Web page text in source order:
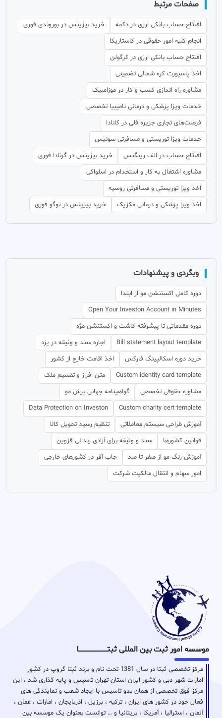
صفحات مرتبط
افتتاح حساب بانکی ارزی در دکمه
خرید بیزینس در بوروندی فوری
انجام کلیه امور حقوقی در کاستاریکا
افتتاح حساب بانکی ارزی در کرگولن
اخذ پاسپورت کره شمالی تضمینی
مشاوره راه اندازی کسب و کار در موزامبیک
خدمات ویزا پزشکی و درمانی نامیبیا تخصصی
فرصت‌های تجاری جزیره فلی در کانادا
خدمات ویزا توریستی و مسافرتی سوئیس
افتتاح حساب در الف رینگنس
خرید بیزینس در گرنادا فوری
مشاوره اشتغال به کار و استخدام در اسلواکی
اخذ ویزا توریستی و مسافرتی روسیه
اخذ ویزا پزشکی و درمانی مکزیک
خرید بیزینس در توگو فوری
وبگردی و پیشنهادات
دوره کامل اکستنشن مو از ابتدا
Open Your Investon Account in Minutes
دوره مقدماتی تا پیشرفته کاشت و اکستنشن مژه
Bill statement layout template
اجاره سند و وثیقه در یزد
خرید دوره اسکالپینگ فارکس
اخذ اقامت خارج از کشور
Custom identity card template
متن افراز و تقسیم ملک
مشاوره حقوقی تخصصی
گواهینامه جهانی برش مو
Custom charity cert template
Data Protection on Investon
آموزش طراحی سیستم معاملاتی
تنظیم رسید تحویل کالا
قوانین کشورها
سند و وثیقه برای آزادی زندانی قزوین
آموزش رنگ مو از صفر تا صد
جاب آفر در کشورهای خارجی
امور سهام و انتقال مالکیت شرکت
موسسه امور ثبت بین المللی ثبتـــــــــــــــــــــــــــــا
مرکز تخصصی ثبتا در سال 1381 تحت نام و برند ثبتا گروپ در کشور
امارات شهر دبی و کشور ایران استان تهران تاسیس و پایه گذاری شد ، این
مرکز فوق تخصصی از همان بدو تاسیس با ایجاد شعب و نمایندگی های
فعال خود در کشور های ایران ، ترکیه ، برزیل ، اذربایجان ، امارات ، عمان ،
آلمان ، استرالیا ، آمریکا ، بریتانیا و … توانست بعنوان یک موسسه بین